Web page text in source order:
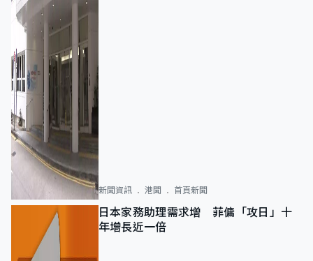
新聞資訊 港聞 首頁新聞
日本家務助理需求增 菲傭「攻日」十
年增長近一倍